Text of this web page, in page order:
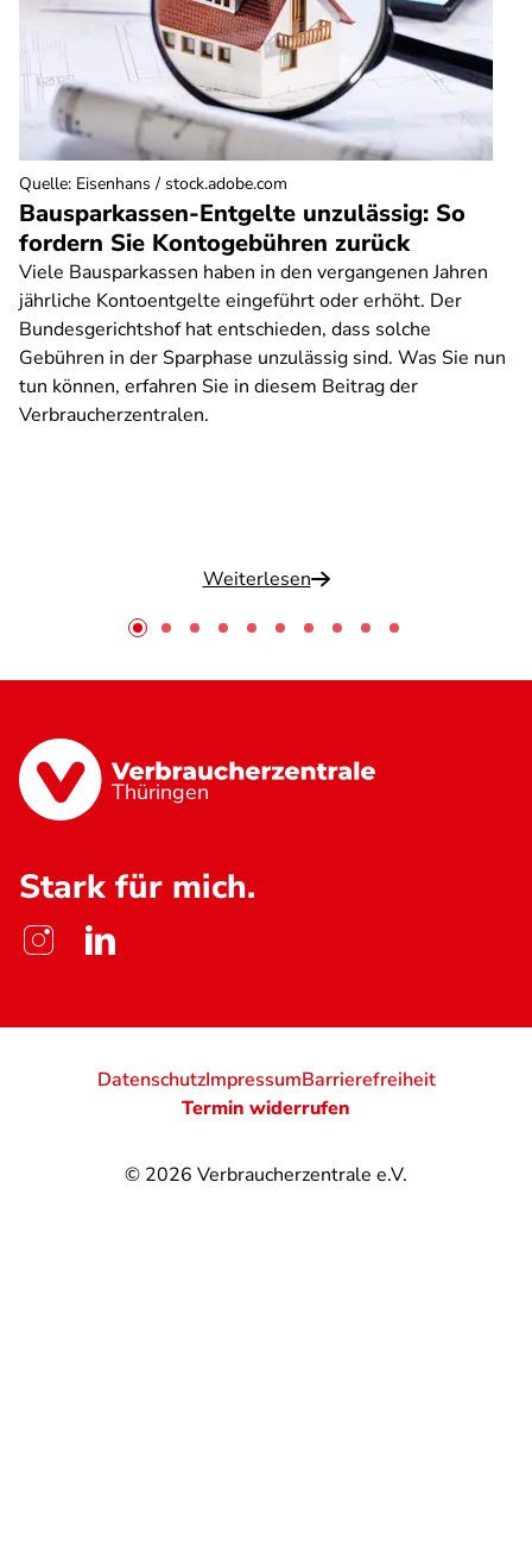
Bausparkassen-Entgelte unzulässig: So
fordern Sie Kontogebühren zurück
Viele Bausparkassen haben in den vergangenen Jahren
jährliche Kontoentgelte eingeführt oder erhöht. Der
Bundesgerichtshof hat entschieden, dass solche
Gebühren in der Sparphase unzulässig sind. Was Sie nun
tun können, erfahren Sie in diesem Beitrag der
Verbraucherzentralen.
Weiterlesen
Quelle: Eisenhans / stock.adobe.com
Thüringen
Stark für mich.
© 2026 Verbraucherzentrale e.V.
DatenschutzImpressumBarrierefreiheit
Termin widerrufen